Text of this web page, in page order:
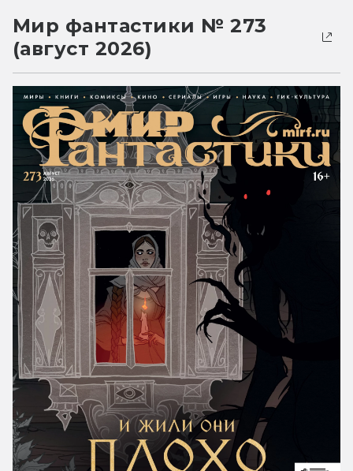
Мир фантастики № 273
(август 2026)